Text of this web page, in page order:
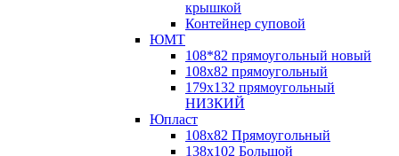
крышкой
Контейнер суповой
ЮМТ
108*82 прямоугольный новый
108х82 прямоугольный
179х132 прямоугольный
НИЗКИЙ
Юпласт
108х82 Прямоугольный
138х102 Большой